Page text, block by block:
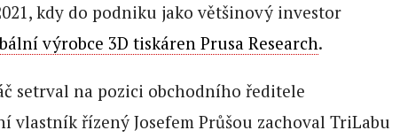
kdy do podniku jako většinový investor
výrobce 3D tiskáren Prusa Research.
setrval na pozici obchodního ředitele
vlastník řízený Josefem Průšou zachoval TriLabu